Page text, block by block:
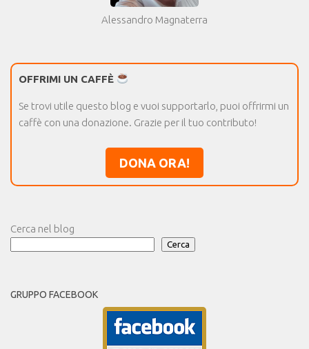
Alessandro Magnaterra
OFFRIMI UN CAFFÈ
Se trovi utile questo blog e vuoi supportarlo, puoi offrirmi un
caffè con una donazione. Grazie per il tuo contributo!
DONA ORA!
Cerca nel blog
Cerca
GRUPPO FACEBOOK